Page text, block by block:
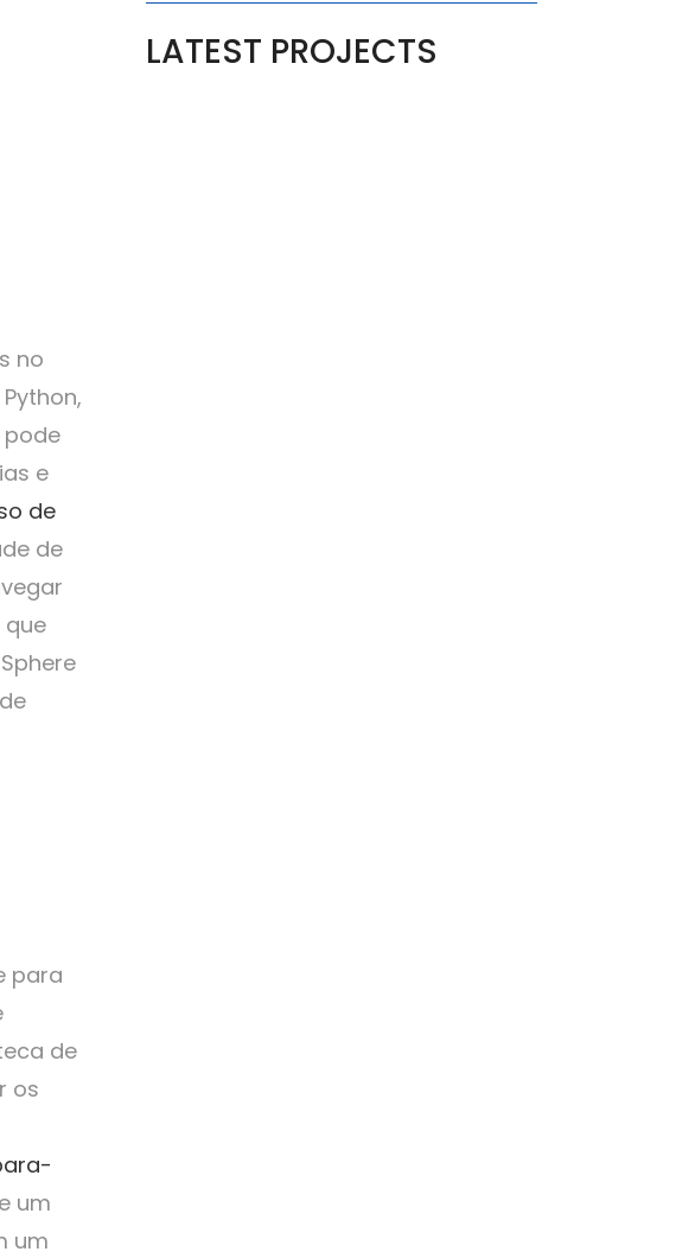
no
pode
e
de
de
para
de
os
um
um
LATEST PROJECTS